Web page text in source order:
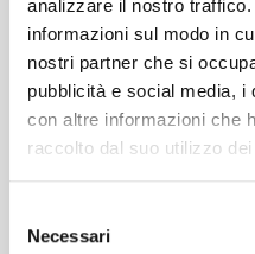
analizzare il nostro
informazioni sul modo in
nostri partner che si
pubblicità e social media, i
con altre informazioni che
raccolto dal suo utilizzo
delNecessari
Formati disponibili:
UPC:00602435581231